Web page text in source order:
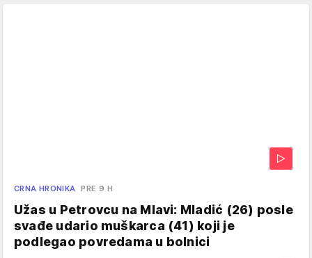
CRNA HRONIKA PRE 9 H
Užas u Petrovcu na Mlavi: Mladić (26) posle
svađe udario muškarca (41) koji je
podlegao povredama u bolnici